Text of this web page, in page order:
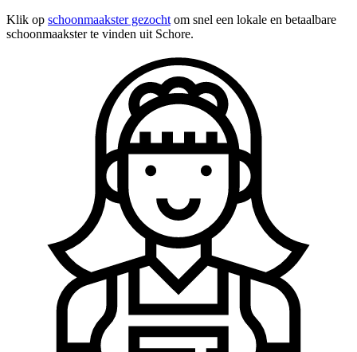
Klik op schoonmaakster gezocht om snel een lokale en betaalbare
schoonmaakster te vinden uit Schore.